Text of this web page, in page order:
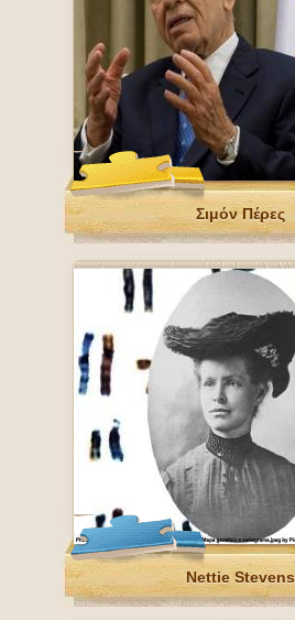
Σιμόν Πέρες
Nettie Stevens